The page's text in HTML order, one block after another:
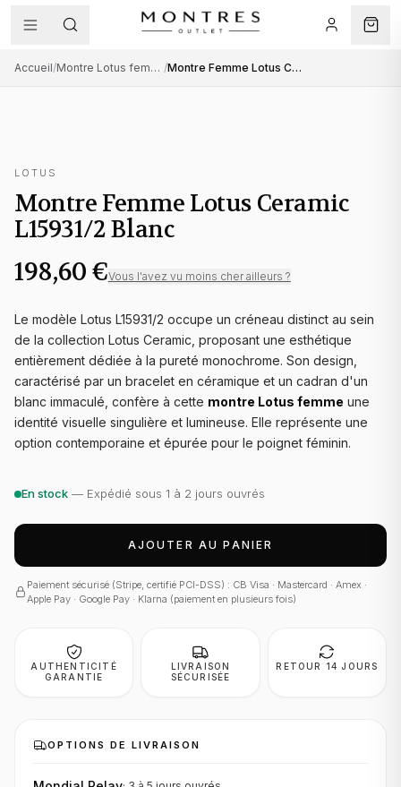
Accueil/ Montre Lotus femme / Montre Femme Lotus Ceramic L15931/2 Blanc
LOTUS
Montre Femme Lotus Ceramic
L15931/2 Blanc
198,60 €Vous l'avez vu moins cher ailleurs ?
Le modèle Lotus L15931/2 occupe un créneau distinct au sein
de la collection Lotus Ceramic, proposant une esthétique
entièrement dédiée à la pureté monochrome. Son design,
caractérisé par un bracelet en céramique et un cadran d'un
blanc immaculé, confère à cette montre Lotus femme une
identité visuelle singulière et lumineuse. Elle représente une
option contemporaine et épurée pour le poignet féminin.
En stock — Expédié sous 1 à 2 jours ouvrés
AJOUTER AU PANIER
Paiement sécurisé (Stripe, certifié PCI-DSS) : CB Visa · Mastercard · Amex ·
Apple Pay · Google Pay · Klarna (paiement en plusieurs fois)
AUTHENTICITÉ
GARANTIE
LIVRAISON
SÉCURISÉE
RETOUR 14 JOURS
OPTIONS DE LIVRAISON